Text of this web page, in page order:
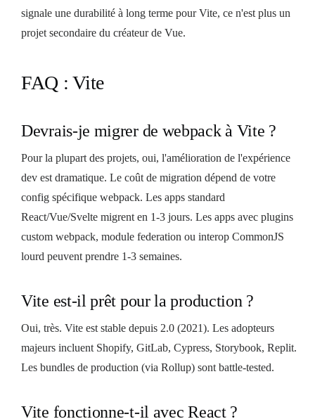
signale une durabilité à long terme pour Vite, ce n'est plus un
projet secondaire du créateur de Vue.
FAQ : Vite
Devrais-je migrer de webpack à Vite ?
Pour la plupart des projets, oui, l'amélioration de l'expérience
dev est dramatique. Le coût de migration dépend de votre
config spécifique webpack. Les apps standard
React/Vue/Svelte migrent en 1-3 jours. Les apps avec plugins
custom webpack, module federation ou interop CommonJS
lourd peuvent prendre 1-3 semaines.
Vite est-il prêt pour la production ?
Oui, très. Vite est stable depuis 2.0 (2021). Les adopteurs
majeurs incluent Shopify, GitLab, Cypress, Storybook, Replit.
Les bundles de production (via Rollup) sont battle-tested.
Vite fonctionne-t-il avec React ?